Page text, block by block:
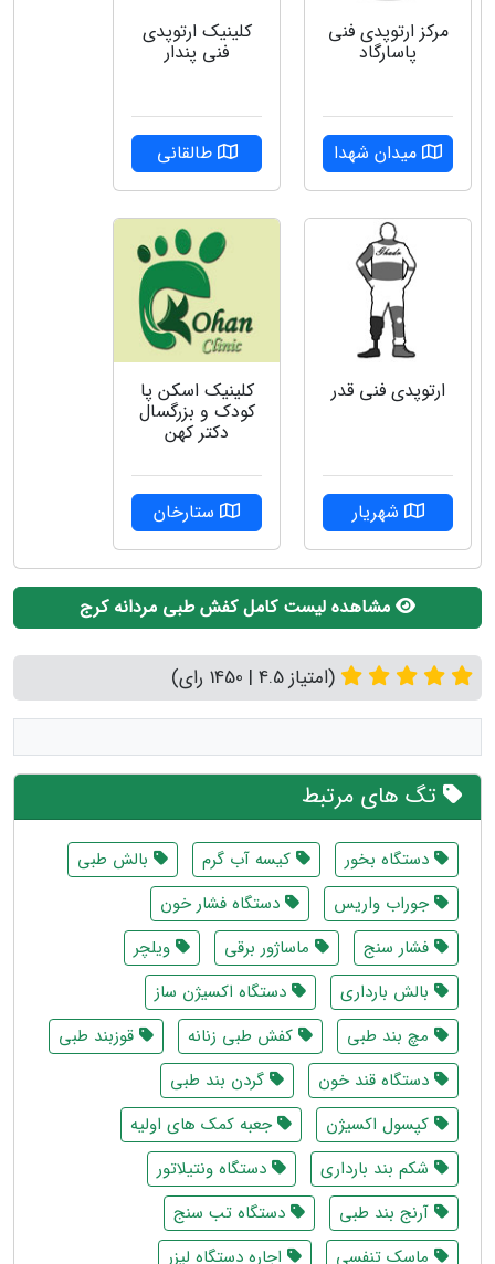
مرکز ارتوپدی فنی
پاسارگاد
میدان شهدا
کلینیک ارتوپدی
فنی پندار
طالقانی
ارتوپدی فنی قدر
شهریار
کلینیک اسکن پا
کودک و بزرگسال
دکتر کهن
ستارخان
مشاهده لیست کامل کفش طبی مردانه کرج
(امتیاز 4.5 | 1450 رای)
تگ های مرتبط
دستگاه بخور کیسه آب گرم
بالش طبی
جوراب واریس
دستگاه فشار خون
فشار سنج
ماساژور برقی
ویلچر
بالش بارداری
دستگاه اکسیژن ساز
مچ بند طبی
کفش طبی زنانه
قوزبند طبی
دستگاه قند خون
گردن بند طبی
کپسول اکسیژن
جعبه کمک های اولیه
شکم بند بارداری
دستگاه ونتیلاتور
آرنج بند طبی
دستگاه تب سنج
ماسک تنفسی
اجاره دستگاه لیزر